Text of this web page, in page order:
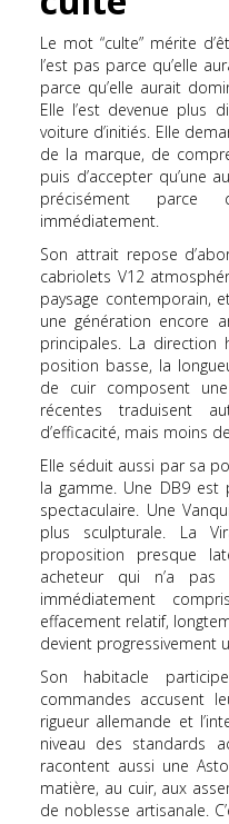
Le mot “culte” mérite
l’est pas parce qu’elle
parce qu’elle aurait
Elle l’est devenue plus
voiture d’initiés. Elle
de la marque, de
puis d’accepter qu’une
précisément parce
immédiatement.
Son attrait repose
cabriolets V12
paysage contemporain,
une génération encore
principales. La direction
position basse, la
de cuir composent
récentes traduisent
d’efficacité, mais moins
Elle séduit aussi par sa
la gamme. Une DB9 est
spectaculaire. Une
plus sculpturale. La
proposition presque
acheteur qui n’a
immédiatement
effacement relatif,
devient progressivement
Son habitacle
commandes accusent
rigueur allemande et
niveau des standards
racontent aussi une
matière, au cuir, aux
de noblesse artisanale.